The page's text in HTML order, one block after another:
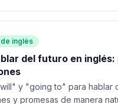
inglés
del futuro en inglés:
y "going to" para hablar
y promesas de manera